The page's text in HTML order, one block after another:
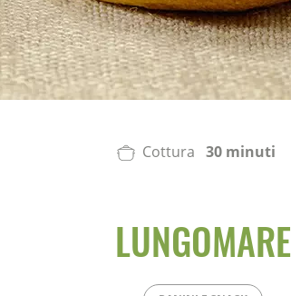
Cottura 30 minuti
LUNGOMARE